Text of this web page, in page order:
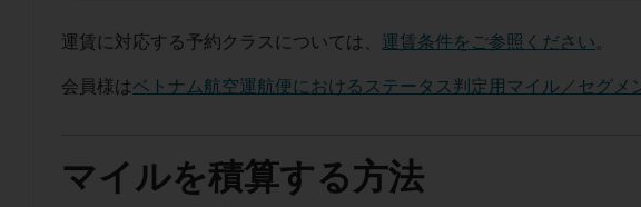
運賃に対応する予約クラスについては、 運賃条件をご参照ください。
会員様はベトナム航空運航便におけるステータス判定用マイル／セグメ
マイルを積算する方法